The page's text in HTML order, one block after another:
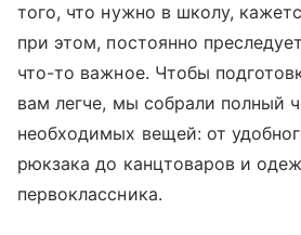
того, что нужно в школу,
при этом, постоянно
что-то важное. Чтобы
вам легче, мы собрали полный
необходимых вещей: от
рюкзака до канцтоваров и
первоклассника.